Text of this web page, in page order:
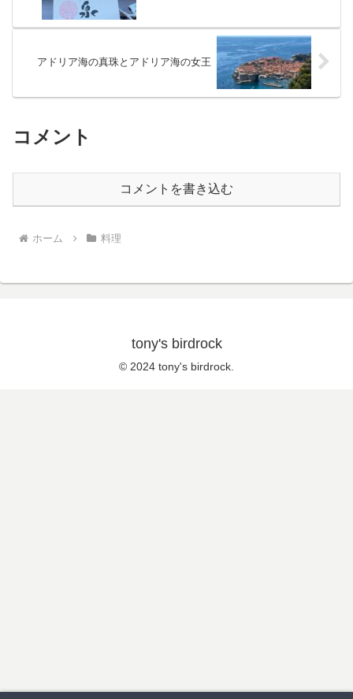
アドリア海の真珠とアドリア海の女王
コメント
コメントを書き込む
ホーム 料理
tony's birdrock
© 2024 tony's birdrock.